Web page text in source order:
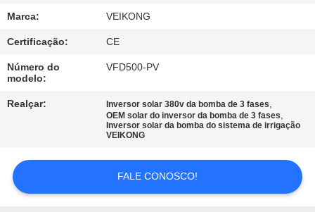
PEÇA
UMAS
CITAÇÕES
MAPA
POLÍTICA
Marca: VEIKONG
Certificação: CE
Número do
modelo:
VFD500-PV
Realçar: Inversor solar 380v da bomba de 3 fases,
OEM solar do inversor da bomba de 3 fases,
Inversor solar da bomba do sistema de irrigação
VEIKONG
FALE CONOSCO!